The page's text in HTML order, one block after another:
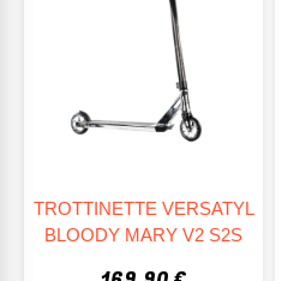
TROTTINETTE VERSATYL
BLOODY MARY V2 S2S